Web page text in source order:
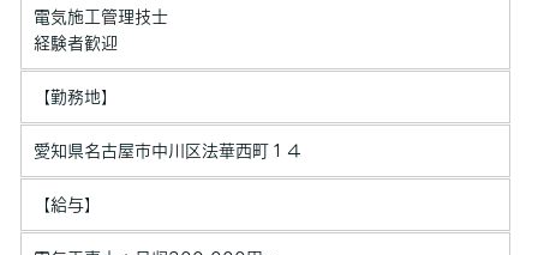
電気施工管理技士
経験者歓迎
【勤務地】
愛知県名古屋市中川区法華西町１４
【給与】